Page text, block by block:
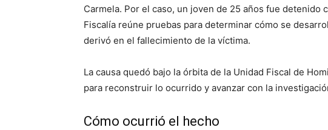
Carmela. Por el caso, un joven de 25 años fue detenido
Fiscalía reúne pruebas para determinar cómo se
derivó en el fallecimiento de la víctima.
La causa quedó bajo la órbita de la Unidad Fiscal de
para reconstruir lo ocurrido y avanzar con la
Cómo ocurrió el hecho